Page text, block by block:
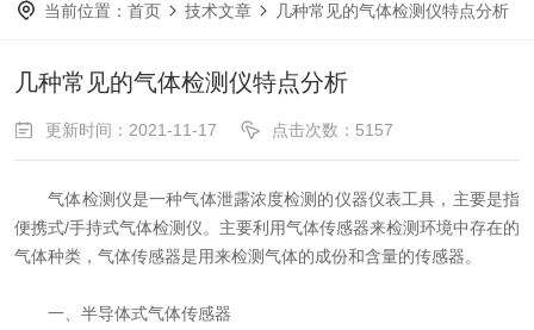
新闻资讯
技术支持
视频中心
资料下载
在线留言
当前位置：首页 技术文章 几种常见的气体检测仪特点分析
几种常见的气体检测仪特点分析
更新时间：2021-11-17 点击次数：5157
气体检测仪是一种气体泄露浓度检测的仪器仪表工具，主要是指
便携式/手持式气体检测仪。主要利用气体传感器来检测环境中存在的
气体种类，气体传感器是用来检测气体的成份和含量的传感器。
一、半导体式气体传感器